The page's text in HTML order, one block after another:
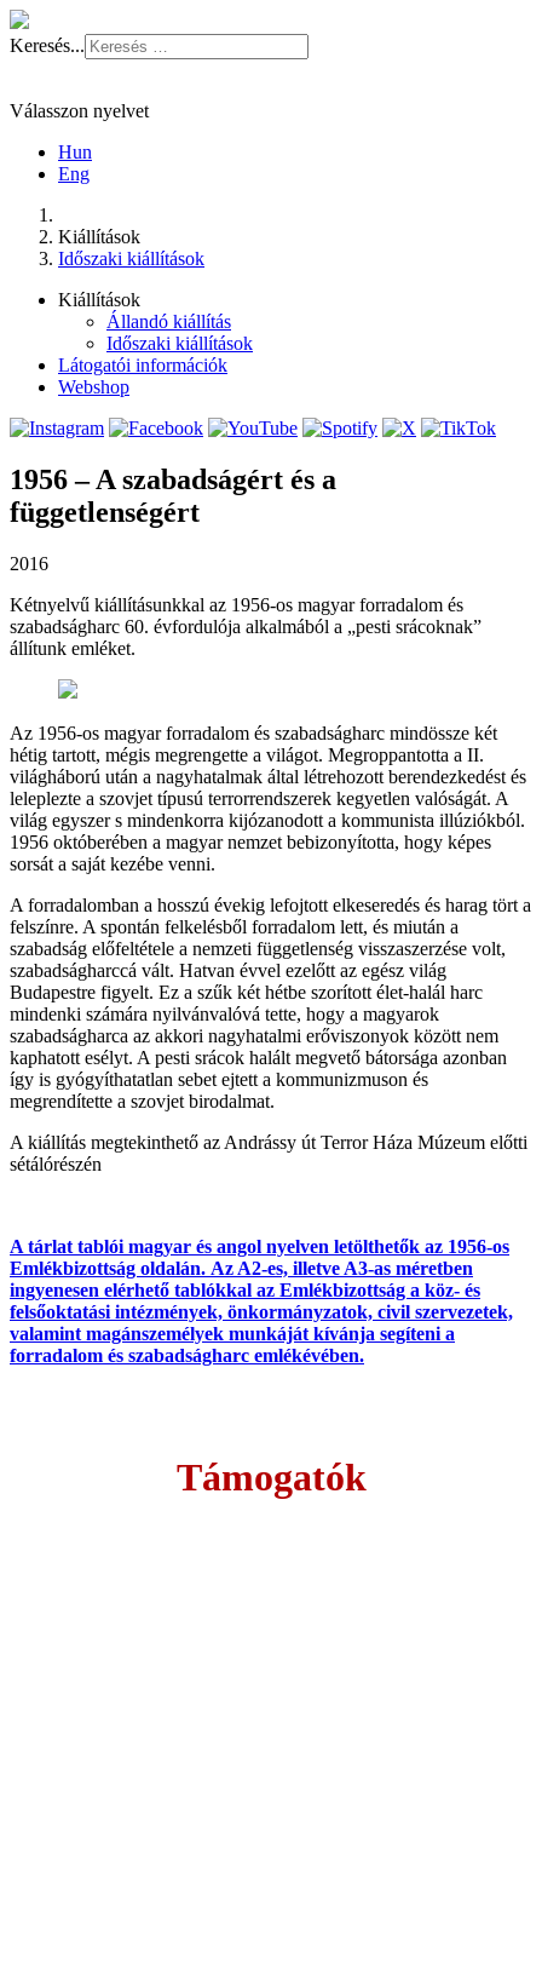
Keresés...
Válasszon nyelvet
Hun
Eng
Kiállítások
Időszaki kiállítások
Kiállítások
Állandó kiállítás
Időszaki kiállítások
Látogatói információk
Webshop
1956 – A szabadságért és a
függetlenségért
2016
Kétnyelvű kiállításunkkal az 1956-os magyar forradalom és
szabadságharc 60. évfordulója alkalmából a „pesti srácoknak”
állítunk emléket.
Az 1956-os magyar forradalom és szabadságharc mindössze két
hétig tartott, mégis megrengette a világot. Megroppantotta a II.
világháború után a nagyhatalmak által létrehozott berendezkedést és
leleplezte a szovjet típusú terrorrendszerek kegyetlen valóságát. A
világ egyszer s mindenkorra kijózanodott a kommunista illúziókból.
1956 októberében a magyar nemzet bebizonyította, hogy képes
sorsát a saját kezébe venni.
A forradalomban a hosszú évekig lefojtott elkeseredés és harag tört a
felszínre. A spontán felkelésből forradalom lett, és miután a
szabadság előfeltétele a nemzeti függetlenség visszaszerzése volt,
szabadságharccá vált. Hatvan évvel ezelőtt az egész világ
Budapestre figyelt. Ez a szűk két hétbe szorított élet-halál harc
mindenki számára nyilvánvalóvá tette, hogy a magyarok
szabadságharca az akkori nagyhatalmi erőviszonyok között nem
kaphatott esélyt. A pesti srácok halált megvető bátorsága azonban
így is gyógyíthatatlan sebet ejtett a kommunizmuson és
megrendítette a szovjet birodalmat.
A kiállítás megtekinthető az Andrássy út Terror Háza Múzeum előtti
sétálórészén
A tárlat tablói magyar és angol nyelven letölthetők az 1956-os
Emlékbizottság oldalán. Az A2-es, illetve A3-as méretben
ingyenesen elérhető tablókkal az Emlékbizottság a köz- és
felsőoktatási intézmények, önkormányzatok, civil szervezetek,
valamint magánszemélyek munkáját kívánja segíteni a
forradalom és szabadságharc emlékévében.
Támogatók